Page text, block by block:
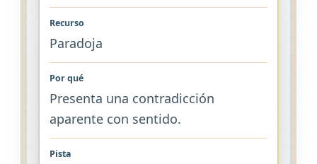
Paradoja
Presenta una contradicción
aparente con sentido.